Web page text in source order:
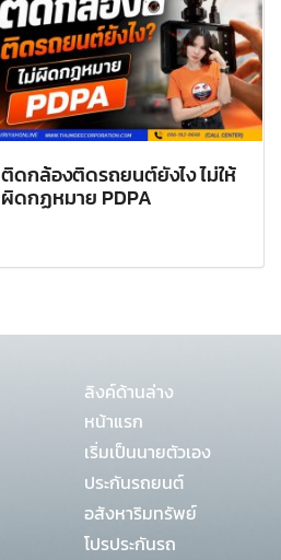
ติดกล้องติดรถยนต์ยังไง ไม่ให้
ผิดกฏหมาย PDPA
ลิงค์ด้านล่าง
หน้าแรก
เริ่มเป็นนายตัวเอง
ประกันรถยนต์
อสังหาริมทรัพย์
โปรประกันรถ